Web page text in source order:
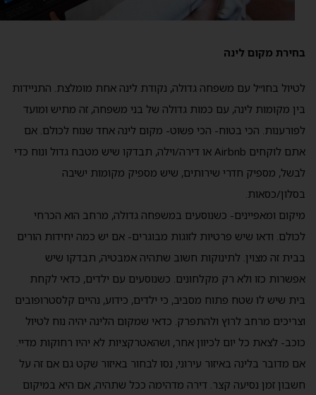
בחירת מקום לינה
לטיול בחו״ל עם משפחה גדולה, נקודת לינה אחת מומלצת. התניידות
בין מקומות לינה, עם כמות גדולה של בני משפחה, זה מתיש ומועד
לפורענות. הכי בטוח- הכי פשוט- מקום לינה אחד שנוח לכולם. אם
אתם לוקחים Airbnb או דירה/וילה, תבדקו שיש מטבח גדול ונוח כדי
לבשל, מספיק חדרי שירותים, שיש מספיק מקומות ישיבה
בסלון/כסאות.
מיקום ומאפיינים- כשנוסעים במשפחה גדולה, מרחב הוא הכרחי
לכולם. ודאו שיש פרטיות לזוגות מבוגרים- אם יש כמה יחידות הורים
בבית זה מצוין. לתינוקות חשוב שתהיה אמבטיה, תבדקו שיש
אפשרות כזו ולא רק מקלחונים. כשנוסעים עם ילדים, כדאי לקחת
בית שיש לו שטח פתוח מסביב, כי ילדים, כידוע, נהיים קלסטרופובים
וצריכים מרחב לרוץ ולהתפרק. כדאי שמקום הלינה יהיה נוח לטיול
כוכב- לצאת כל יום לכיוון אחר, ושהאטרקציות לא יהיו רחוקות מדיי.
אם מדובר בלינה באיזור עירוני, נסו לבחור באיזור שקט גם אם זה על
חשבון זמן נסיעה קצר. דירה מדהימה ככל שתהיה, אם היא במיקום